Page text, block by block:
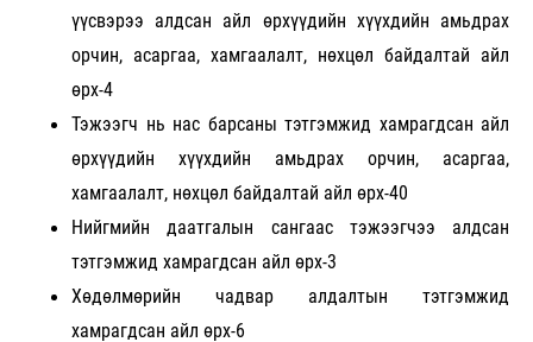
үүсвэрээ алдсан айл өрхүүдийн хүүхдийн амьдрах
орчин, асаргаа, хамгаалалт, нөхцөл байдалтай айл
өрх-4
Тэжээгч нь нас барсаны тэтгэмжид хамрагдсан айл
өрхүүдийн хүүхдийн амьдрах орчин, асаргаа,
хамгаалалт, нөхцөл байдалтай айл өрх-40
Нийгмийн даатгалын сангаас тэжээгчээ алдсан
тэтгэмжид хамрагдсан айл өрх-3
Хөдөлмөрийн чадвар алдалтын тэтгэмжид
хамрагдсан айл өрх-6